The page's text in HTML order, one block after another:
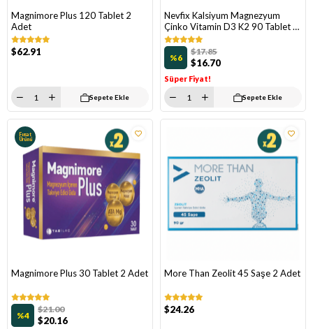
Magnimore Plus 120 Tablet 2
Adet
$62.91
Sepete Ekle
Nevfix Kalsiyum Magnezyum
Çinko Vitamin D3 K2 90 Tablet 2
Adet
%6 $16.70
$17.85
Süper Fiyat!
Sepete Ekle
Magnimore Plus 30 Tablet 2 Adet
%4 $20.16
$21.00
Fırsat
Ürünü
More Than Zeolit 45 Saşe 2 Adet
$24.26